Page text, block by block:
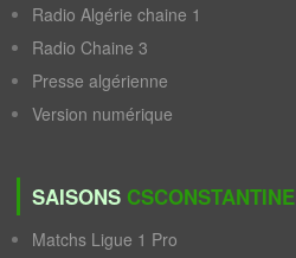
Radio Algérie chaine 1
Radio Chaine 3
Presse algérienne
Version numérique
SAISONS CSCONSTANTINE
Matchs Ligue 1 Pro